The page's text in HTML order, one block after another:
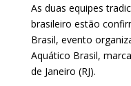
As duas equipes
brasileiro estão
Brasil, evento
Aquático Brasil,
de Janeiro (RJ).